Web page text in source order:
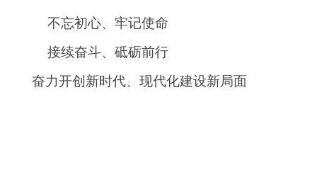
不忘初心、 牢记使命
接续奋斗、 砥砺前行
奋力开创新时代、 现代化建设新局面